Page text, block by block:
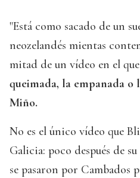
"Está como sacado de un
neozelandés mientas
mitad de un vídeo en el
queimada, la empanada o
Miño.
No es el único vídeo que
Galicia: poco después de
se pasaron por Cambados